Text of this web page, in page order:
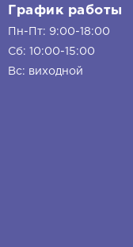
График работы
Пн-Пт: 9:00-18:00
Сб: 10:00-15:00
Вс: виходной